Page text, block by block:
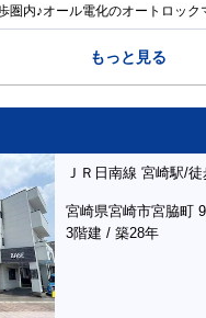
圏内♪オール電化のオートロック
もっと見る
ＪＲ日南線 宮崎駅/
宮崎県宮崎市宮脇町
3階建 / 築28年